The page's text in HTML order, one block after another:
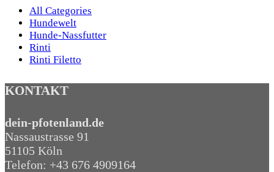
All Categories
Hundewelt
Hunde-Nassfutter
Rinti
Rinti Filetto
KONTAKT
dein-pfotenland.de
Nassaustrasse 91
51105 Köln
Telefon: +43 676 4909164‬